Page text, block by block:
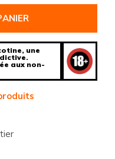
une
aux non-